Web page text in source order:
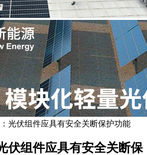
光伏组件应具有安全关断保护功能
伏组件应具有安全关断保